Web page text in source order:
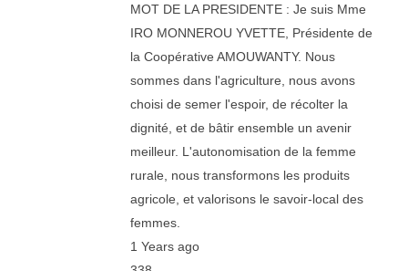
MOT DE LA PRESIDENTE : Je suis Mme
IRO MONNEROU YVETTE, Présidente de
la Coopérative AMOUWANTY. Nous
sommes dans l'agriculture, nous avons
choisi de semer l'espoir, de récolter la
dignité, et de bâtir ensemble un avenir
meilleur. L'autonomisation de la femme
rurale, nous transformons les produits
agricole, et valorisons le savoir-local des
femmes.
1 Years ago